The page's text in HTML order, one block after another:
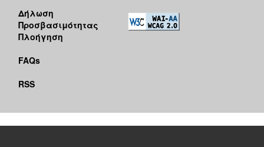
Δήλωση
Προσβασιμότητας
Πλοήγηση
FAQs
RSS